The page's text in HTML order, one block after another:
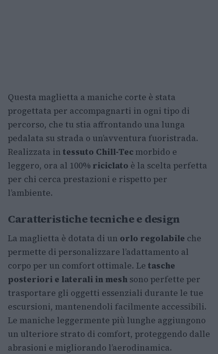
Questa maglietta a maniche corte è stata
progettata per accompagnarti in ogni tipo di
percorso, che tu stia affrontando una lunga
pedalata su strada o un’avventura fuoristrada.
Realizzata in tessuto Chill-Tec morbido e
leggero, ora al 100% riciclato è la scelta perfetta
per chi cerca prestazioni e rispetto per
l’ambiente.
Caratteristiche tecniche e design
La maglietta è dotata di un orlo regolabile che
permette di personalizzare l’adattamento al
corpo per un comfort ottimale. Le tasche
posteriori e laterali in mesh sono perfette per
trasportare gli oggetti essenziali durante le tue
escursioni, mantenendoli facilmente accessibili.
Le maniche leggermente più lunghe aggiungono
un ulteriore strato di comfort, proteggendo dalle
abrasioni e migliorando l’aerodinamica.